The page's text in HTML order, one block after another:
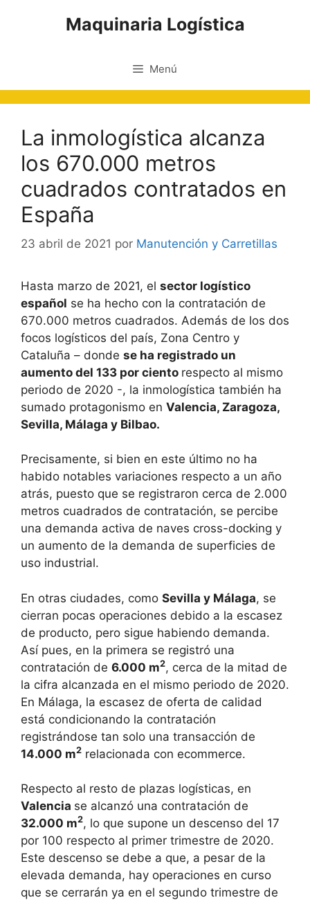
Maquinaria Logística
Menú
La inmologística alcanza
los 670.000 metros
cuadrados contratados en
España
23 abril de 2021 por Manutención y Carretillas
Hasta marzo de 2021, el sector logístico
español se ha hecho con la contratación de
670.000 metros cuadrados. Además de los dos
focos logísticos del país, Zona Centro y
Cataluña – donde se ha registrado un
aumento del 133 por ciento respecto al mismo
periodo de 2020 -, la inmologística también ha
sumado protagonismo en Valencia, Zaragoza,
Sevilla, Málaga y Bilbao.
Precisamente, si bien en este último no ha
habido notables variaciones respecto a un año
atrás, puesto que se registraron cerca de 2.000
metros cuadrados de contratación, se percibe
una demanda activa de naves cross-docking y
un aumento de la demanda de superficies de
uso industrial.
En otras ciudades, como Sevilla y Málaga, se
cierran pocas operaciones debido a la escasez
de producto, pero sigue habiendo demanda.
Así pues, en la primera se registró una
contratación de 6.000 m2, cerca de la mitad de
la cifra alcanzada en el mismo periodo de 2020.
En Málaga, la escasez de oferta de calidad
está condicionando la contratación
registrándose tan solo una transacción de
14.000 m2 relacionada con ecommerce.
Respecto al resto de plazas logísticas, en
Valencia se alcanzó una contratación de
32.000 m2, lo que supone un descenso del 17
por 100 respecto al primer trimestre de 2020.
Este descenso se debe a que, a pesar de la
elevada demanda, hay operaciones en curso
que se cerrarán ya en el segundo trimestre de